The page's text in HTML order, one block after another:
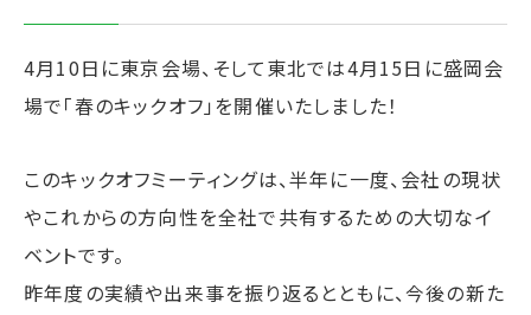
4月10日に東京会場、そして東北では4月15日に盛岡会
場で「春のキックオフ」を開催いたしました！
このキックオフミーティングは、半年に一度、会社の現状
やこれからの方向性を全社で共有するための大切なイ
ベントです。
昨年度の実績や出来事を振り返るとともに、今後の新た